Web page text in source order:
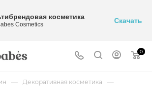
0
— Декоративная косметика —
косметика
Cosmetics Скачать